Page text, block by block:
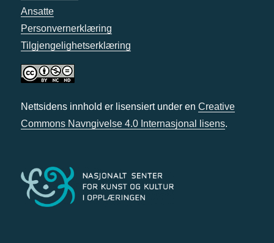
Ansatte
Personvernerklæring
Tilgjengelighetserklæring
Nettsidens innhold er lisensiert under en Creative
Commons Navngivelse 4.0 Internasjonal lisens.